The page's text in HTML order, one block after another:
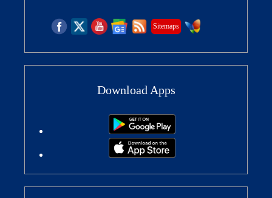
Sitemaps
Download Apps